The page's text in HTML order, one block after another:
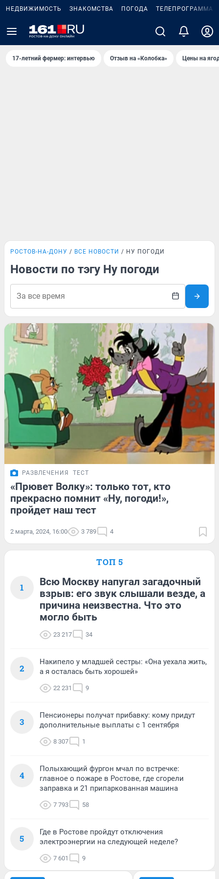
НЕДВИЖИМОСТЬ ЗНАКОМСТВА ПОГОДА ТЕЛЕПРОГРАММА
17-летний фермер: интервью Отзыв на «Колобка» Цены на
РОСТОВ-НА-ДОНУ ВСЕ НОВОСТИ НУ ПОГОДИ
Новости по тэгу Ну погоди
РАЗВЛЕЧЕНИЯ ТЕСТ
«Прювет Волку»: только тот, кто
прекрасно помнит «Ну, погоди!»,
пройдет наш тест
2 марта, 2024, 16:00 3 789 4
ТОП 5
1
Всю Москву напугал загадочный
взрыв: его звук слышали везде, а
причина неизвестна. Что это
могло быть
23 217 34
2
Накипело у младшей сестры: «Она уехала жить,
а я осталась быть хорошей»
22 231 9
3
Пенсионеры получат прибавку: кому придут
дополнительные выплаты с 1 сентября
8 307 1
4
Полыхающий фургон мчал по встречке:
главное о пожаре в Ростове, где сгорели
заправка и 21 припаркованная машина
7 793 58
5
Где в Ростове пройдут отключения
электроэнергии на следующей неделе?
7 601 9